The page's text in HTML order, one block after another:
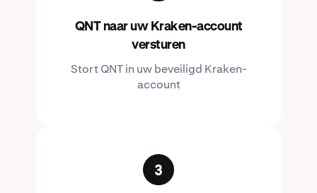
QNT naar uw Kraken-account
versturen
Stort QNT in uw beveiligd Kraken-
account